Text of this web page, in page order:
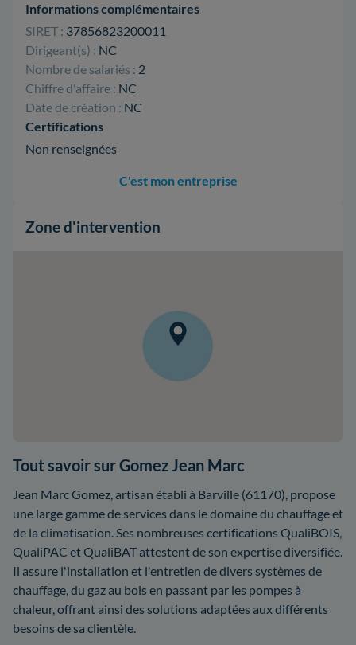
Informations complémentaires
SIRET : 37856823200011
Dirigeant(s) : NC
Nombre de salariés : 2
Chiffre d'affaire : NC
Date de création : NC
Certifications
Non renseignées
C'est mon entreprise
Zone d'intervention
Tout savoir sur Gomez Jean Marc
Jean Marc Gomez, artisan établi à Barville (61170), propose
une large gamme de services dans le domaine du chauffage et
de la climatisation. Ses nombreuses certifications QualiBOIS,
QualiPAC et QualiBAT attestent de son expertise diversifiée.
Il assure l'installation et l'entretien de divers systèmes de
chauffage, du gaz au bois en passant par les pompes à
chaleur, offrant ainsi des solutions adaptées aux différents
besoins de sa clientèle.